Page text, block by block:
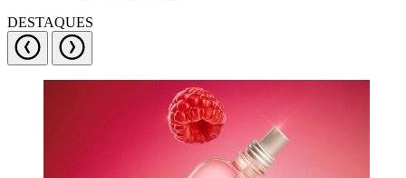
DESTAQUES